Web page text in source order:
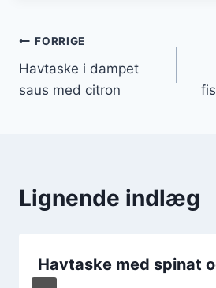
Indlægsnavigation
FORRIGE
Havtaske i dampet
saus med citron
Lignende indlæg
Havtaske med spinat